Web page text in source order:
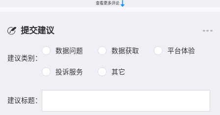
查看更多评论
提交建议
建议类别：
数据问题 数据获取 平台体验
投诉服务 其它
建议标题：